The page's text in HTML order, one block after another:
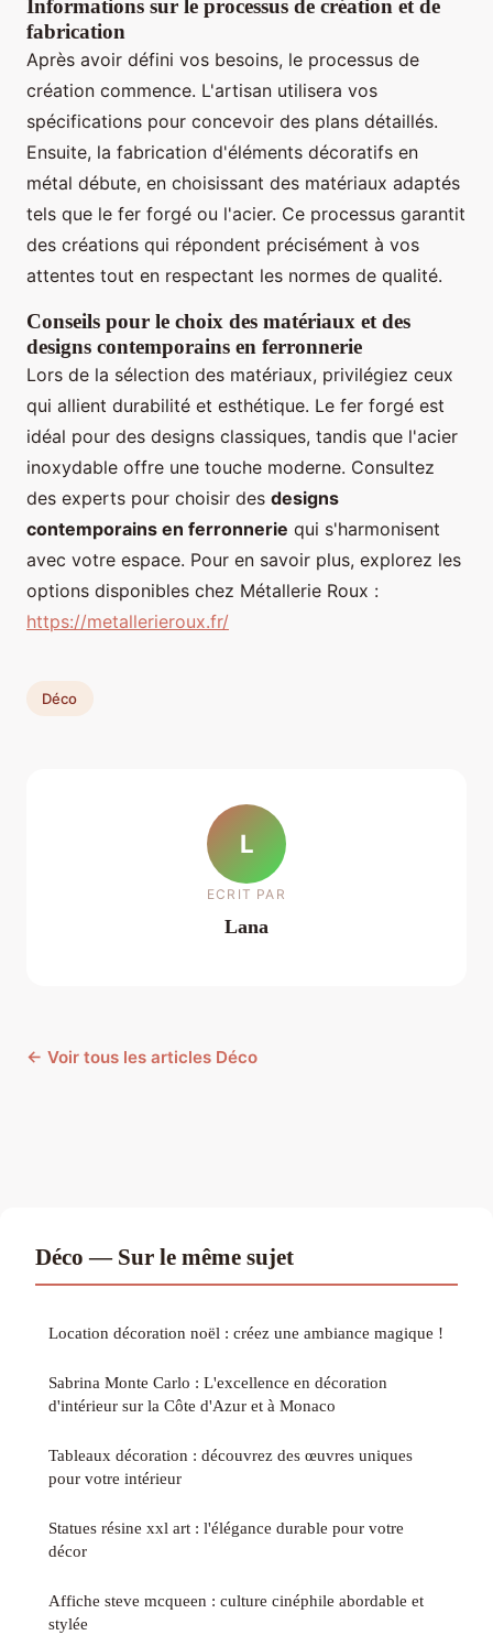
Informations sur le processus de création et de
fabrication
Après avoir défini vos besoins, le processus de
création commence. L'artisan utilisera vos
spécifications pour concevoir des plans détaillés.
Ensuite, la fabrication d'éléments décoratifs en
métal débute, en choisissant des matériaux adaptés
tels que le fer forgé ou l'acier. Ce processus garantit
des créations qui répondent précisément à vos
attentes tout en respectant les normes de qualité.
Conseils pour le choix des matériaux et des
designs contemporains en ferronnerie
Lors de la sélection des matériaux, privilégiez ceux
qui allient durabilité et esthétique. Le fer forgé est
idéal pour des designs classiques, tandis que l'acier
inoxydable offre une touche moderne. Consultez
des experts pour choisir des designs
contemporains en ferronnerie qui s'harmonisent
avec votre espace. Pour en savoir plus, explorez les
options disponibles chez Métallerie Roux :
https://metallerieroux.fr/
Déco
L
ECRIT PAR
Lana
← Voir tous les articles Déco
Déco — Sur le même sujet
Location décoration noël : créez une ambiance magique !
Sabrina Monte Carlo : L'excellence en décoration
d'intérieur sur la Côte d'Azur et à Monaco
Tableaux décoration : découvrez des œuvres uniques
pour votre intérieur
Statues résine xxl art : l'élégance durable pour votre
décor
Affiche steve mcqueen : culture cinéphile abordable et
stylée